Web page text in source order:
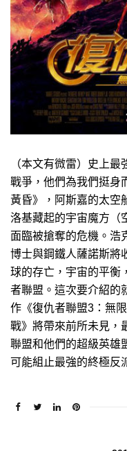
（本文有微雷）史上
戰爭，他們為我們挺身
黃昏》，阿斯嘉的太空
洛基藏起的宇宙魔方（
面臨被搶奪的危機。浩
博士與鋼鐵人薩諾斯將
球的存亡，宇宙的平衡
者聯盟。這次要介紹的
作《復仇者聯盟3：無
戰》將帶來前所未見，
聯盟和他們的超級英雄
可能組止最強的終極反